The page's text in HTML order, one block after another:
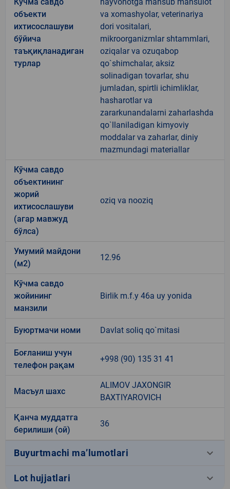
объекти
ихтисослашуви
бўйича
таъқиқланадиган
турлар
va xomashyolar, veterinariya
dori vositalari,
mikroorganizmlar shtammlari,
oziqalar va ozuqabop
qo`shimchalar, aksiz
solinadigan tovarlar, shu
jumladan, spirtli ichimliklar,
hasharotlar va
zararkunandalarni zaharlashda
qo`llaniladigan kimyoviy
moddalar va zaharlar, diniy
mazmundagi materiallar
Кўчма савдо
объектининг
жорий
ихтисослашуви
(агар мавжуд
бўлса)
oziq va nooziq
Умумий майдони
(м2)
12.96
Кўчма савдо
жойининг
манзили
Birlik m.f.y 46a uy yonida
Буюртмачи номи Davlat soliq qo`mitasi
Боғланиш учун
телефон рақам
+998 (90) 135 31 41
Масъул шахс
ALIMOV JAXONGIR
BAXTIYAROVICH
Қанча муддатга
берилиши (ой)
36
Buyurtmachi ma’lumotlari keyboard_arrow_down
Lot hujjatlari keyboard_arrow_down